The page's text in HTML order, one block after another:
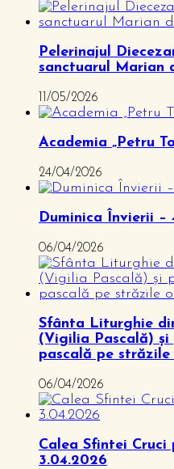
Pelerinajul
sanctuarul Marian
11/05/2026
Academia „Petru
24/04/2026
Duminica Învierii –
06/04/2026
Sfânta Liturghie
(Vigilia Pascală) și
pascală pe
06/04/2026
Calea Sfintei Cruci
3.04.2026